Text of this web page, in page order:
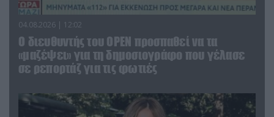
04.08.2026 | 12:02
O διευθυντής του OPEN προσπαθεί να τα
«μαζέψει» για τη δημοσιογράφο που γέλασε
σε ρεπορτάζ για τις φωτιές